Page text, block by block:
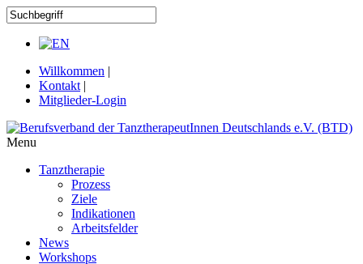
Willkommen |
Kontakt |
Mitglieder-Login
Menu
Tanztherapie
Prozess
Ziele
Indikationen
Arbeitsfelder
News
Workshops